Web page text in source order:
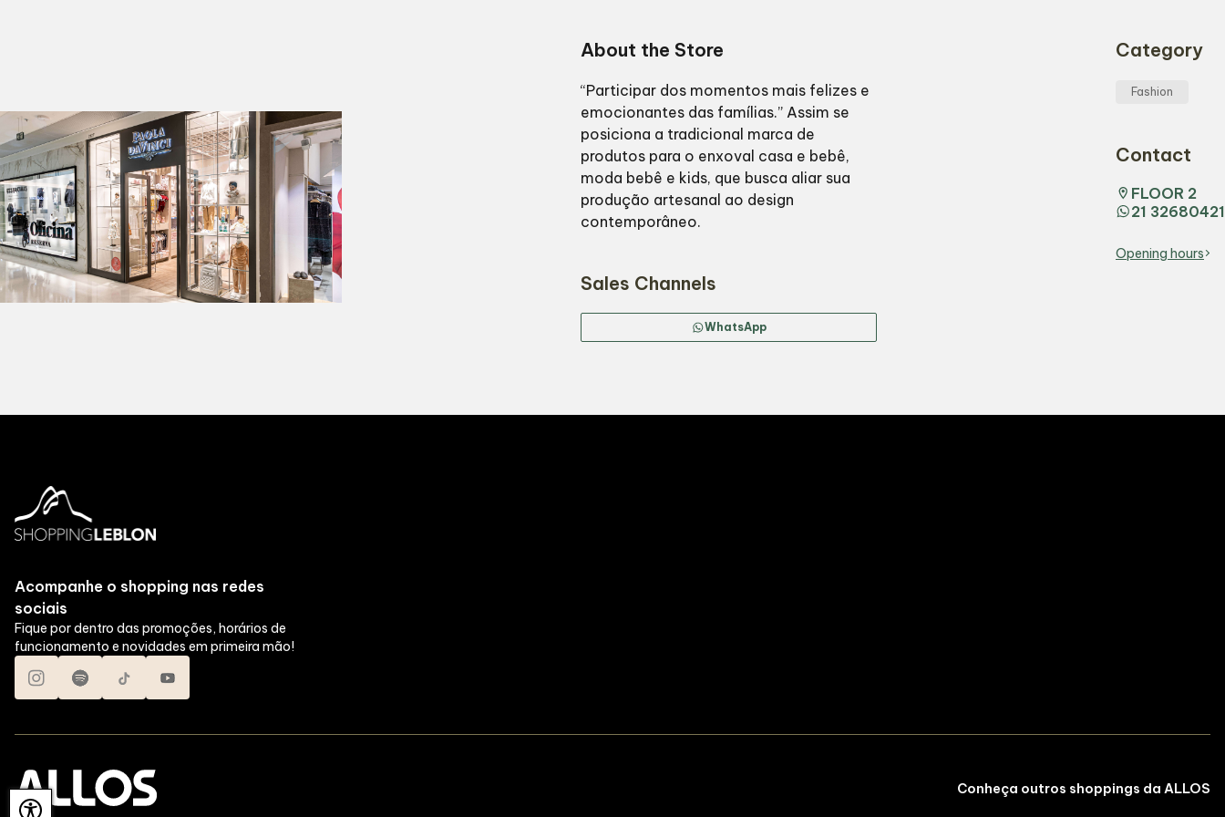
About the Store
“Participar dos momentos mais felizes e
emocionantes das famílias.” Assim se
posiciona a tradicional marca de
produtos para o enxoval casa e bebê,
moda bebê e kids, que busca aliar sua
produção artesanal ao design
contemporâneo.
Sales Channels
WhatsApp
Category
Fashion
Contact
FLOOR 2
21 32680421
Opening hours
Acompanhe o shopping nas redes
sociais
Fique por dentro das promoções, horários de
funcionamento e novidades em primeira mão!
Conheça outros shoppings da ALLOS